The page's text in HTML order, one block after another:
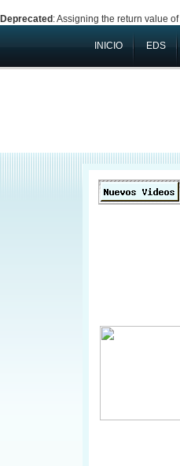
Deprecated : Assigning the return value
INICIO EDS